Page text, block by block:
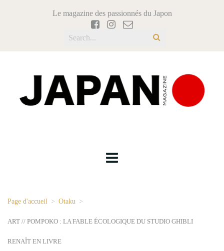
Le magazine des passionnés du Japon
Page d'accueil > Otaku >
ART // POMPOKO : LA FABLE ÉCOLOGIQUE DU STUDIO GHIBLI
RENAÎT EN LIVRE